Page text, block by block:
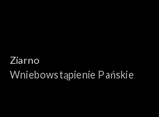
Ziarno
Wniebowstąpienie Pańskie